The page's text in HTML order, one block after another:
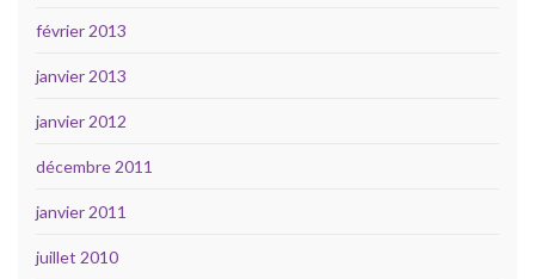
février 2013
janvier 2013
janvier 2012
décembre 2011
janvier 2011
juillet 2010